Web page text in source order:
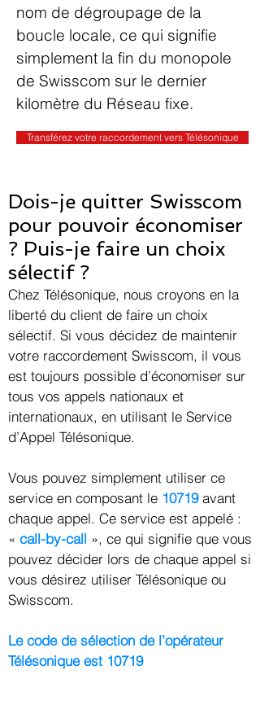
nom de dégroupage de la
boucle locale, ce qui signifie
simplement la fin du monopole
de Swisscom sur le dernier
kilomètre du Réseau fixe.
Transférez votre raccordement vers Télésonique
Dois-je quitter Swisscom
pour pouvoir économiser
? Puis-je faire un choix
sélectif ?
Chez Télésonique, nous croyons en la
liberté du client de faire un choix
sélectif. Si vous décidez de maintenir
votre raccordement Swisscom, il vous
est toujours possible d’économiser sur
tous vos appels nationaux et
internationaux, en utilisant le Service
d’Appel Télésonique.
Vous pouvez simplement utiliser ce
service en composant le 10719avant
chaque appel. Ce service est appelé :
« call-by-call », ce qui signifie que vous
pouvez décider lors de chaque appel si
vous désirez utiliser Télésonique ou
Swisscom.
Le code de sélection de l’opérateur
Télésonique est 10719